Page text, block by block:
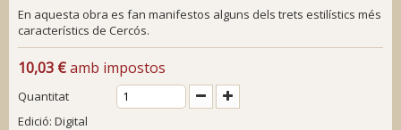
En aquesta obra es fan manifestos alguns dels trets estilístics més
característics de Cercós.
10,03 €amb impostos
Quantitat
Edició: Digital